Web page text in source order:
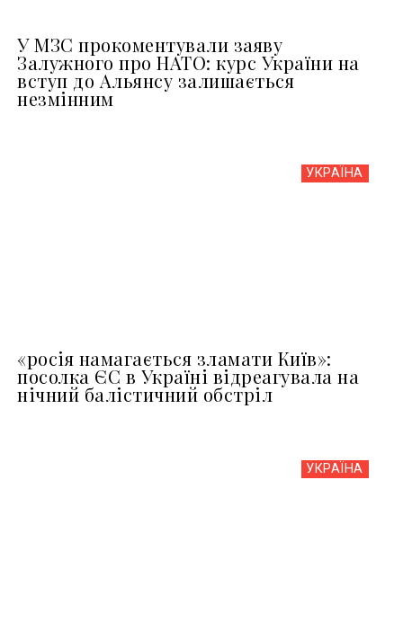
У МЗС прокоментували заяву
Залужного про НАТО: курс України на
вступ до Альянсу залишається
незмінним
УКРАЇНА
«росія намагається зламати Київ»:
посолка ЄС в Україні відреагувала на
нічний балістичний обстріл
УКРАЇНА